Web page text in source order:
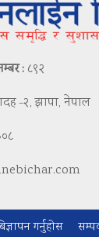
: ८९२
-२, झापा, नेपाल
गर्नुहोस